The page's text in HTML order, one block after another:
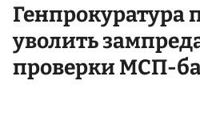
Генпрокуратура
уволить
проверки МСП-